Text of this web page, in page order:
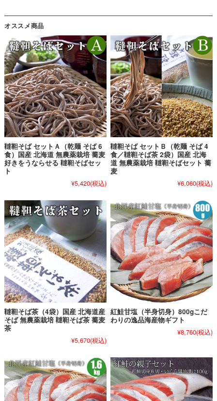
オススメ商品
韃靼そば セットＡ（乾麺 そば 6
食）国産 北海道 無農薬栽培 蕎麦
好きをうならせる 韃靼そばセッ
ト
¥5,420(税込)
韃靼そば セットＢ（乾麺 そば 4
食／韃靼そば茶 2袋）国産 北海
道 無農薬栽培 韃靼そばセット 蕎
麦
¥6,060(税込)
韃靼そば茶（4袋）国産 北海道産
そば 無農薬栽培 韃靼そば茶 蕎麦
茶
¥5,670(税込)
紅鮭甘塩（半身切身）800gこだ
わりの逸品海産物ギフト
¥8,760(税込)